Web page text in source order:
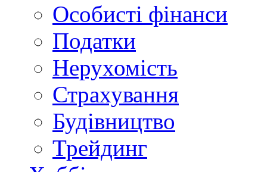
Особисті фінанси
Податки
Нерухомість
Страхування
Будівництво
Трейдинг